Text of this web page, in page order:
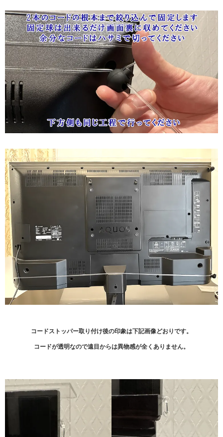
コードストッパー取り付け後の印象は下記画像どおりです。
コードが透明なので遠目からは異物感が全くありません。